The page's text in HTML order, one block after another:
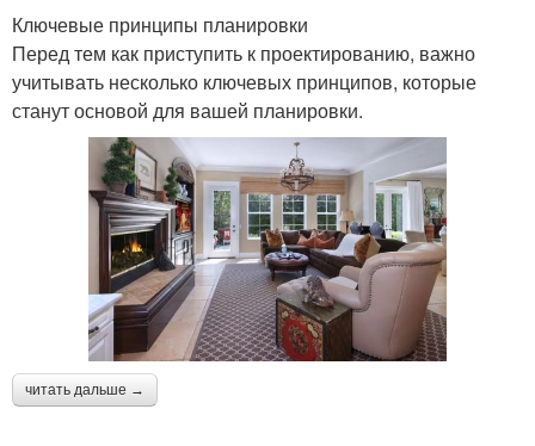
Ключевые принципы планировки
Перед тем как приступить к проектированию, важно
учитывать несколько ключевых принципов, которые
станут основой для вашей планировки.
читать дальше →